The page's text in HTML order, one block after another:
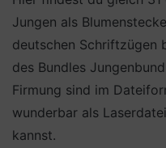
Jungen als
deutschen Schriftzügen
des Bundles
Firmung sind im
wunderbar als
kannst.